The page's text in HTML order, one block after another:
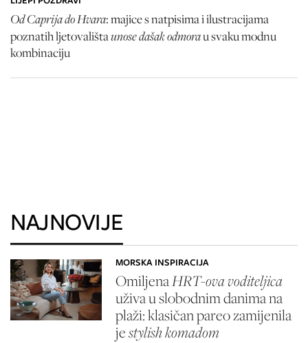
Od Caprija do Hvara: majice s natpisima i ilustracijama
poznatih ljetovalištaunose dašak odmorau svaku modnu
kombinaciju
NAJNOVIJE
MORSKA INSPIRACIJA
OmiljenaHRT-ova voditeljica
uživa u slobodnim danima na
plaži: klasičan pareo zamijenila
jestylish komadom